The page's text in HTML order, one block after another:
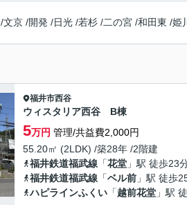
/文京 /開発 /日光 /若杉 /二の宮 /和田東 /姫川
福井市西谷
ウィスタリア西谷 B棟
5万円 管理/共益費2,000円
55.20㎡ (2LDK) /築28年 /2階建
福井鉄道福武線 「花堂 」駅 徒歩23
福井鉄道福武線 「ベル前 」駅 徒歩
ハピラインふくい 「越前花堂 」駅